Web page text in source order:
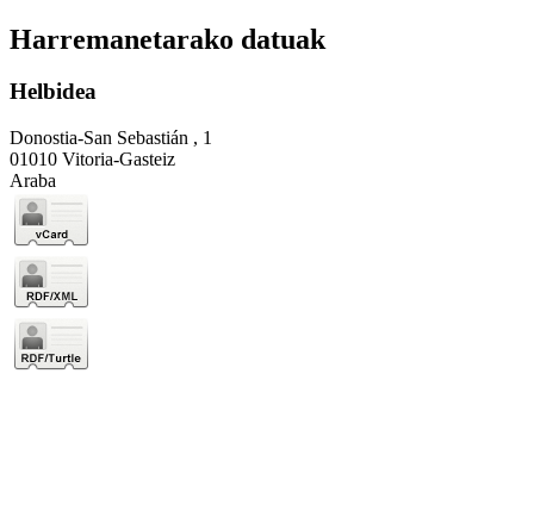
Harremanetarako datuak
Helbidea
Donostia-San Sebastián , 1
01010 Vitoria-Gasteiz
Araba